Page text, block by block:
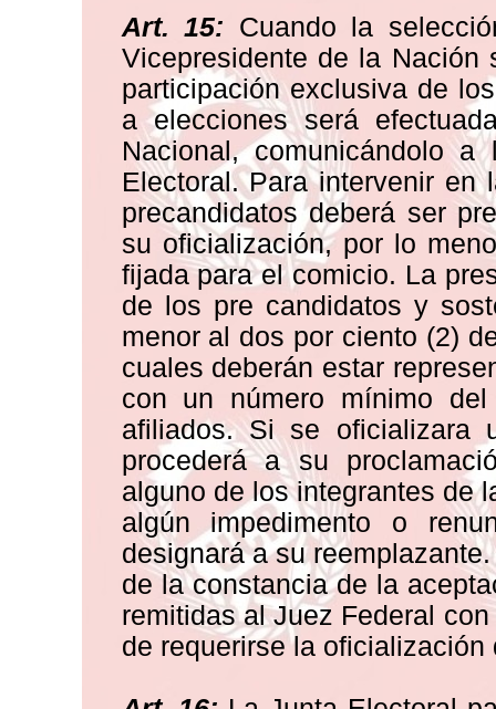
Art. 15: Cuando la
Vicepresidente de la
participación exclusiva de
a elecciones será
Nacional, comunicándolo
Electoral. Para intervenir en
precandidatos deberá ser
su oficialización, por lo
fijada para el comicio. La
de los pre candidatos y
menor al dos por ciento (2)
cuales deberán estar
con un número mínimo
afiliados. Si se oficializara
procederá a su
alguno de los integrantes de
algún impedimento o
designará a su
de la constancia de la
remitidas al Juez Federal
de requerirse la oficialización